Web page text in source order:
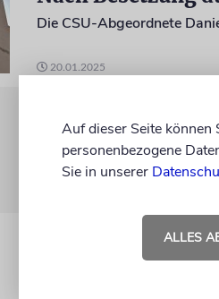
20.01.2025
Auf dieser Seite können
personenbezogene
Sie in unserer
ALLES